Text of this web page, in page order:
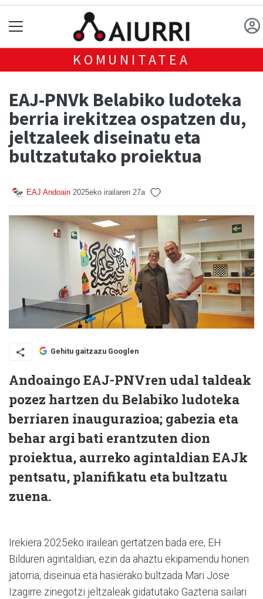
KOMUNITATEA
EAJ-PNVk Belabiko ludoteka
berria irekitzea ospatzen du,
jeltzaleek diseinatu eta
bultzatutako proiektua
EAJ Andoain 2025eko irailaren 27a
Gehitu gaitzazu Googlen
Andoaingo EAJ-PNVren udal taldeak
pozez hartzen du Belabiko ludoteka
berriaren inaugurazioa; gabezia eta
behar argi bati erantzuten dion
proiektua, aurreko agintaldian EAJk
pentsatu, planifikatu eta bultzatu
zuena.
Irekiera 2025eko irailean gertatzen bada ere, EH
Bilduren agintaldian, ezin da ahaztu ekipamendu honen
jatorria, diseinua eta hasierako bultzada Mari Jose
Izagirre zinegotzi jeltzaleak gidatutako Gazteria sailari